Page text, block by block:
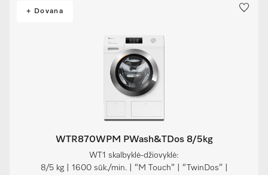
+ Dovana
WTR870WPM PWash&TDos 8/5kg
WT1 skalbyklė-džiovyklė:
8/5 kg | 1600 sūk./min. | “M Touch” | “TwinDos” |